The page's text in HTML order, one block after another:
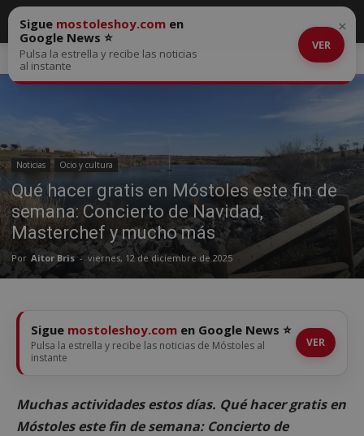
Inicio Noticias
Noticias Ocio y cultura
Qué hacer gratis en Móstoles este fin de
semana: Concierto de Navidad,
Masterchef y mucho más
Por Aitor Bris - viernes, 12 de diciembre de 2025
Sigue mostoleshoy.com en
Google News ⭐
Pulsa la estrella y recibe las noticias
al instante
VER
×
Sigue mostoleshoy.com en Google News ⭐
Pulsa la estrella y recibe las noticias de Móstoles al
instante
VER
Muchas actividades estos días. Qué hacer gratis en
Móstoles este fin de semana: Concierto de